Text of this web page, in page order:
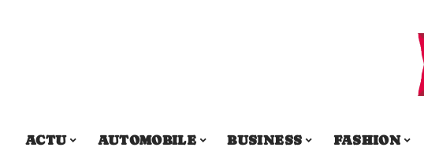
ACTU AUTOMOBILE BUSINESS FASHION